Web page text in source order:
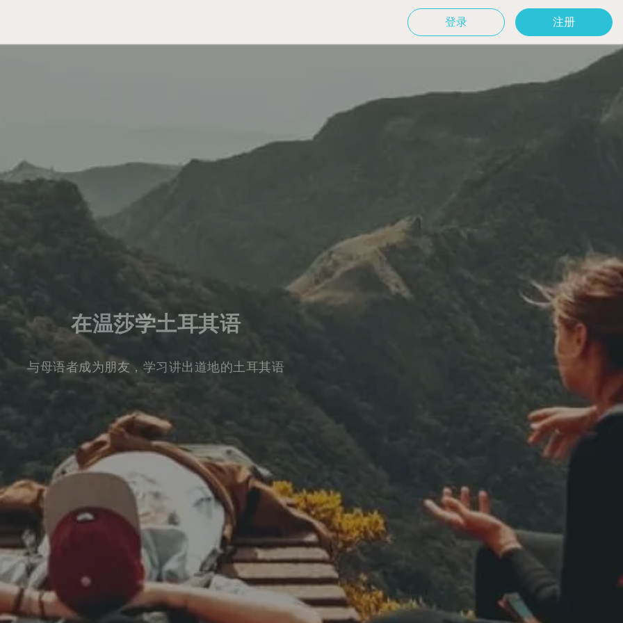
登录 注册
在温莎学土耳其语
与母语者成为朋友，学习讲出道地的土耳其语